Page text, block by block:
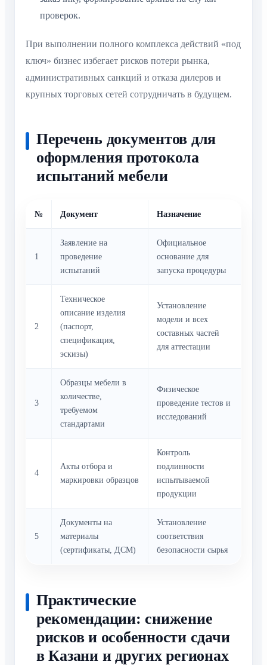
проверок.
При выполнении полного комплекса действий «под
ключ» бизнес избегает рисков потери рынка,
административных санкций и отказа дилеров и
крупных торговых сетей сотрудничать в будущем.
Перечень документов для
оформления протокола
испытаний мебели
№ Документ Назначение
1
Заявление на
проведение
испытаний
Официальное
основание для
запуска процедуры
2
Техническое
описание изделия
(паспорт,
спецификация,
эскизы)
Установление
модели и всех
составных частей
для аттестации
3
Образцы мебели в
количестве,
требуемом
стандартами
Физическое
проведение тестов и
исследований
4
Акты отбора и
маркировки образцов
Контроль
подлинности
испытываемой
продукции
5
Документы на
материалы
(сертификаты, ДСМ)
Установление
соответствия
безопасности сырья
Практические
рекомендации: снижение
рисков и особенности сдачи
в Казани и других регионах